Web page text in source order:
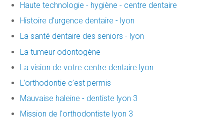
Haute technologie - hygiène - centre dentaire
Histoire d'urgence dentaire - lyon
La santé dentaire des seniors - lyon
La tumeur odontogène
La vision de votre centre dentaire lyon
L’orthodontie c’est permis
Mauvaise haleine - dentiste lyon 3
Mission de l'orthodontiste lyon 3